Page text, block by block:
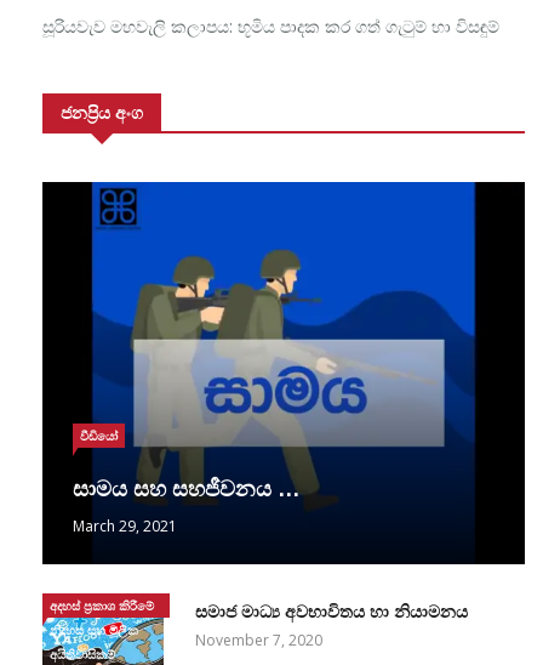
සූරියවැව මහවැලි කලාපය: භූමිය පාදක කර ගත් ගැටුම් හා විසඳුම්
ජනප්‍රිය අංග
වීඩියෝ
සාමය සහ සහජීවනය …
March 29, 2021
අදහස් ප්‍රකාශ කිරීමේ
නිදහස සහ මූලික
අයිතිවාසිකම්
සමාජ මාධ්‍ය අවභාවිතය හා නියාමනය
November 7, 2020